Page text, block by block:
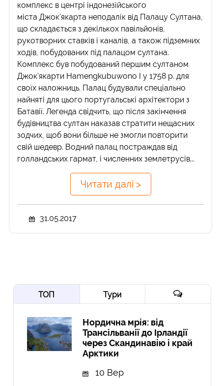
комплекс в центрі індонезійського
міста Джок'якарта неподалік від Палацу Султана,
що складається з декількох павільйонів,
рукотворних ставків і каналів, а також підземних
ходів, побудованих під палацом султана.
Комплекс був побудований першим султаном
Джок'якарти Hamengkubuwono І у 1758 р. для
своїх наложниць. Палац будували спеціально
найняті для цього португальські архітектори з
Батавії. Легенда свідчить, що після закінчення
будівництва султан наказав стратити нещасних
зодчих, щоб вони більше не змогли повторити
свій шедевр. Водний палац постраждав від
голландських гармат, і численних землетрусів...
Читати далі >
31.05.2017
ТОП Тури
Нордична мрія: від
Трансільванії до Ірландії
через Скандинавію і край
Арктики
10 Вер